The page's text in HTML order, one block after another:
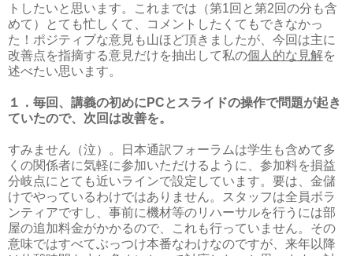
トしたいと思います。これまでは（第1回と第2回の分も含
めて）とても忙しくて、コメントしたくてもできなかっ
た！ポジティブな意見も山ほど頂きましたが、今回は主に
改善点を指摘する意見だけを抽出して私の個人的な見解を
述べたい思います。
１．毎回、講義の初めにPCとスライドの操作で問題が起き
ていたので、次回は改善を。
すみません（泣）。日本通訳フォーラムは学生も含めて多
くの関係者に気軽に参加いただけるように、参加料を損益
分岐点にとても近いラインで設定しています。要は、金儲
けでやっているわけではありません。スタッフは全員ボラ
ンティアですし、事前に機材等のリハーサルを行うには部
屋の追加料金がかかるので、これも行っていません。その
意味ではすべてぶっつけ本番なわけなのですが、来年以降